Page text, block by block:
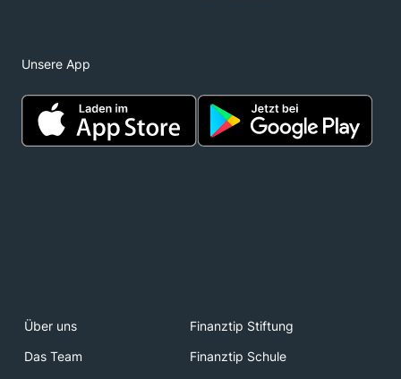
Unsere App
Über uns
Finanztip Stiftung
Das Team
Finanztip Schule